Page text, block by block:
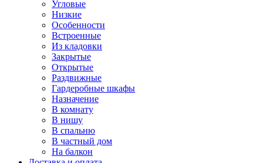
Угловые
Низкие
Особенности
Встроенные
Из кладовки
Закрытые
Открытые
Раздвижные
Гардеробные шкафы
Назначение
В комнату
В нишу
В спальню
В частный дом
На балкон